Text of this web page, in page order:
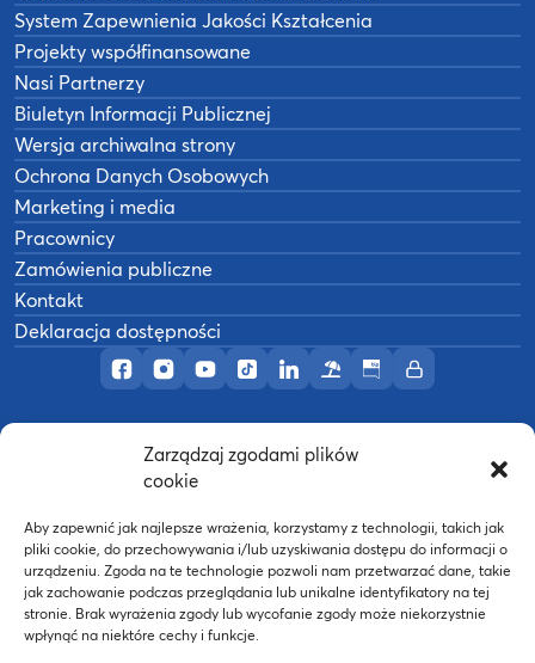
Zarządzaj zgodami plików
cookie
Aby zapewnić jak najlepsze wrażenia, korzystamy z technologii, takich jak
pliki cookie, do przechowywania i/lub uzyskiwania dostępu do informacji o
urządzeniu. Zgoda na te technologie pozwoli nam przetwarzać dane, takie
jak zachowanie podczas przeglądania lub unikalne identyfikatory na tej
stronie. Brak wyrażenia zgody lub wycofanie zgody może niekorzystnie
wpłynąć na niektóre cechy i funkcje.
Profil AWF Poznań w serwisie Facebook
Profil AWF Poznań w serwisie Instagram
Profil AWF Poznań w serwisie YouTube
Profil AWF Poznań w serwisie
Profil AWF Poznań w
OśrodekBiuletynIntranet
System Zapewnienia Jakości Kształcenia
Projekty współfinansowane
Nasi Partnerzy
Biuletyn Informacji Publicznej
Wersja archiwalna strony
Ochrona Danych Osobowych
Marketing i media
Pracownicy
Zamówienia publiczne
Kontakt
Deklaracja dostępności
Akademia Wychowania Fizycznego w
Wykonanie:nFinity.pl